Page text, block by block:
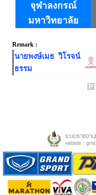
จุฬาลงกรณ์
มหาวิทยาลัย
Remark :
นายพงษ์เมธ วิโรจน์
ธรรม